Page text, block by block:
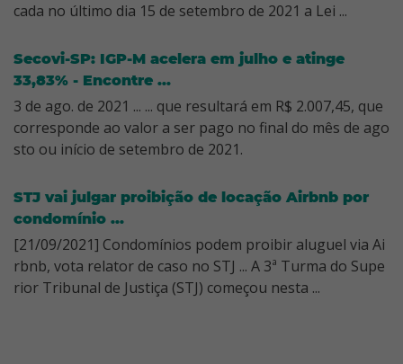
cada no último dia 15 de setembro de 2021 a Lei ...
Secovi-SP: IGP-M acelera em julho e atinge
33,83% - Encontre ...
3 de ago. de 2021 ... ... que resultará em R$ 2.007,45, que
corresponde ao valor a ser pago no final do mês de ago
sto ou início de setembro de 2021.
STJ vai julgar proibição de locação Airbnb por
condomínio ...
[21/09/2021] Condomínios podem proibir aluguel via Ai
rbnb, vota relator de caso no STJ ... A 3ª Turma do Supe
rior Tribunal de Justiça (STJ) começou nesta ...